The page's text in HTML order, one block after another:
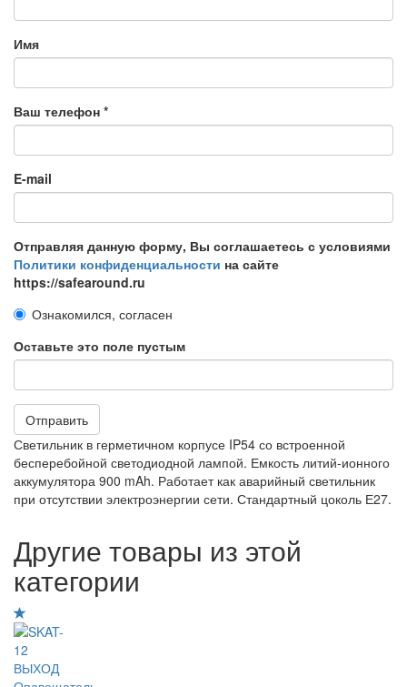
Имя
Ваш телефон *
E-mail
Отправляя данную форму, Вы соглашаетесь с условиями
Политики конфиденциальности на сайте
https://safearound.ru
Ознакомился, согласен
Оставьте это поле пустым
Отправить
Светильник в герметичном корпусе IP54 со встроенной
бесперебойной светодиодной лампой. Емкость литий-ионного
аккумулятора 900 mAh. Работает как аварийный светильник
при отсутствии электроэнергии сети. Стандартный цоколь Е27.
Другие товары из этой
категории